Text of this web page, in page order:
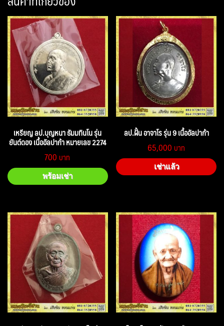
เหรียญ ลป.บุญหนา ธัมมทินโน รุ่น
ยันต์ดอง เนื้ออัลปาก้า หมายเลข 2274
700
พร้อมเช่า
ลป.ฝั้น อาจาโร รุ่น 9 เนื้ออัลปาก้า
65,000
เช่าแล้ว